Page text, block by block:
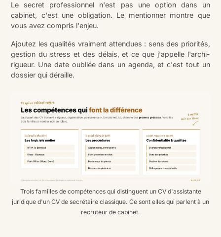
Le secret professionnel n'est pas une option dans un
cabinet, c'est une obligation. Le mentionner montre que
vous avez compris l'enjeu.
Ajoutez les qualités vraiment attendues : sens des priorités,
gestion du stress et des délais, et ce que j'appelle l'archi-
rigueur. Une date oubliée dans un agenda, et c'est tout un
dossier qui déraille.
Trois familles de compétences qui distinguent un CV d'assistante
juridique d'un CV de secrétaire classique. Ce sont elles qui parlent à un
recruteur de cabinet.